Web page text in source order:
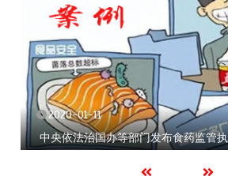
2020-01-11
中央依法治国办等部门发布食药监管